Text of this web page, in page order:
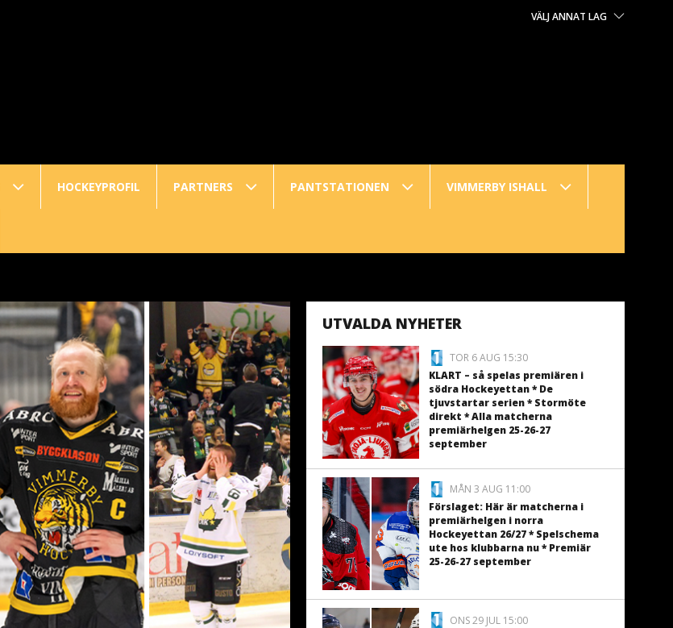
VÄLJ ANNAT LAG
HOCKEYPROFIL PARTNERS PANTSTATIONEN VIMMERBY ISHALL
UTVALDA NYHETER
TOR 6 AUG 15:30
KLART – så spelas premiären i
södra Hockeyettan * De
tjuvstartar serien * Stormöte
direkt * Alla matcherna
premiärhelgen 25-26-27
september
MÅN 3 AUG 11:00
Förslaget: Här är matcherna i
premiärhelgen i norra
Hockeyettan 26/27 * Spelschema
ute hos klubbarna nu * Premiär
25-26-27 september
ONS 29 JUL 15:00